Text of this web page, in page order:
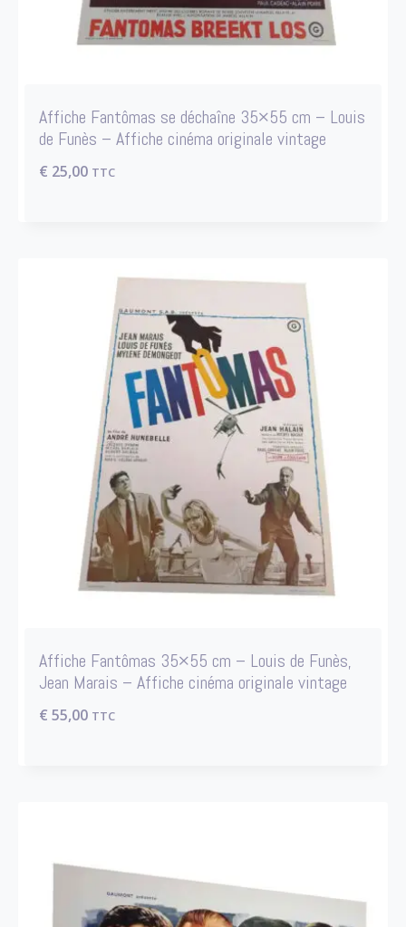
Affiche Fantômas se déchaîne 35×55 cm – Louis
de Funès – Affiche cinéma originale vintage
€ 25,00 TTC
Affiche Fantômas 35×55 cm – Louis de Funès,
Jean Marais – Affiche cinéma originale vintage
€ 55,00 TTC